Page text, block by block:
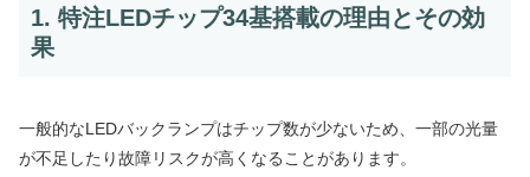
1. 特注LEDチップ34基搭載の理由とその効
果
一般的なLEDバックランプはチップ数が少ないため、一部の光量
が不足したり故障リスクが高くなることがあります。